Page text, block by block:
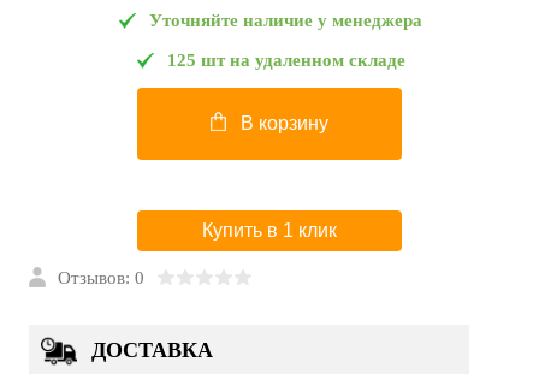
Уточняйте наличие у менеджера
125 шт на удаленном складе
В корзину
Купить в 1 клик
Отзывов: 0
ДОСТАВКА